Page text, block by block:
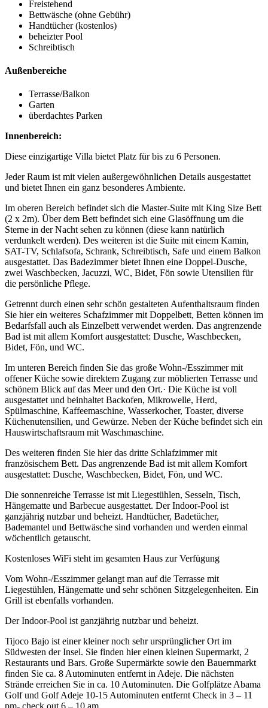
Freistehend
Bettwäsche (ohne Gebühr)
Handtücher (kostenlos)
beheizter Pool
Schreibtisch
Außenbereiche
Terrasse/Balkon
Garten
überdachtes Parken
Innenbereich:
Diese einzigartige Villa bietet Platz für bis zu 6 Personen.
Jeder Raum ist mit vielen außergewöhnlichen Details ausgestattet
und bietet Ihnen ein ganz besonderes Ambiente.
Im oberen Bereich befindet sich die Master-Suite mit King Size Bett
(2 x 2m). Über dem Bett befindet sich eine Glasöffnung um die
Sterne in der Nacht sehen zu können (diese kann natürlich
verdunkelt werden). Des weiteren ist die Suite mit einem Kamin,
SAT-TV, Schlafsofa, Schrank, Schreibtisch, Safe und einem Balkon
ausgestattet. Das Badezimmer bietet Ihnen eine Doppel-Dusche,
zwei Waschbecken, Jacuzzi, WC, Bidet, Fön sowie Utensilien für
die persönliche Pflege.
Getrennt durch einen sehr schön gestalteten Aufenthaltsraum finden
Sie hier ein weiteres Schafzimmer mit Doppelbett, Betten können im
Bedarfsfall auch als Einzelbett verwendet werden. Das angrenzende
Bad ist mit allem Komfort ausgestattet: Dusche, Waschbecken,
Bidet, Fön, und WC.
Im unteren Bereich finden Sie das große Wohn-/Esszimmer mit
offener Küche sowie direktem Zugang zur möblierten Terrasse und
schönem Blick auf das Meer und den Ort.· Die Küche ist voll
ausgestattet und beinhaltet Backofen, Mikrowelle, Herd,
Spülmaschine, Kaffeemaschine, Wasserkocher, Toaster, diverse
Küchenutensilien, und Gewürze. Neben der Küche befindet sich ein
Hauswirtschaftsraum mit Waschmaschine.
Des weiteren finden Sie hier das dritte Schlafzimmer mit
französischem Bett. Das angrenzende Bad ist mit allem Komfort
ausgestattet: Dusche, Waschbecken, Bidet, Fön, und WC.
Die sonnenreiche Terrasse ist mit Liegestühlen, Sesseln, Tisch,
Hängematte und Barbecue ausgestattet. Der Indoor-Pool ist
ganzjährig nutzbar und beheizt. Handtücher, Badetücher,
Bademantel und Bettwäsche sind vorhanden und werden einmal
wöchentlich getauscht.
Kostenloses WiFi steht im gesamten Haus zur Verfügung
Vom Wohn-/Esszimmer gelangt man auf die Terrasse mit
Liegestühlen, Hängematte und sehr schönen Sitzgelegenheiten. Ein
Grill ist ebenfalls vorhanden.
Der Indoor-Pool ist ganzjährig nutzbar und beheizt.
Tijoco Bajo ist einer kleiner noch sehr ursprünglicher Ort im
Südwesten der Insel. Sie finden hier einen kleinen Supermarkt, 2
Restaurants und Bars. Große Supermärkte sowie den Bauernmarkt
finden Sie ca. 8 Autominuten entfernt in Adeje. Die nächsten
Strände erreichen Sie in ca. 10 Autominuten. Die Golfplätze Abama
Golf und Golf Adeje 10-15 Autominuten entfernt Check in 3 – 11